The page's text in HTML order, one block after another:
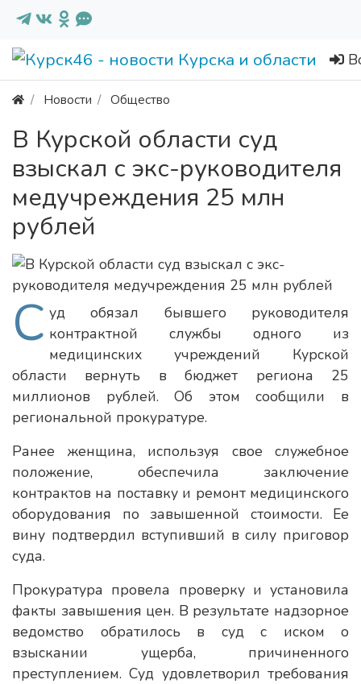
Новости Общество
В Курской области суд
взыскал с экс-руководителя
медучреждения 25 млн
рублей
С уд обязал бывшего руководителя
контрактной службы одного из
медицинских учреждений Курской
области вернуть в бюджет региона 25
миллионов рублей. Об этом сообщили в
региональной прокуратуре.
Ранее женщина, используя свое служебное
положение, обеспечила заключение
контрактов на поставку и ремонт медицинского
оборудования по завышенной стоимости. Ее
вину подтвердил вступивший в силу приговор
суда.
Прокуратура провела проверку и установила
факты завышения цен. В результате надзорное
ведомство обратилось в суд с иском о
взыскании ущерба, причиненного
преступлением. Суд удовлетворил требования